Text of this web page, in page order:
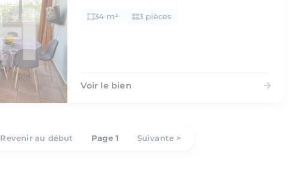
34 m² 3 pièces
Voir le bien
Revenir au début Page 1 Suivante >